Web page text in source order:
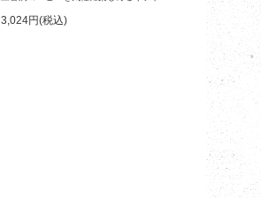
3,024円(税込)